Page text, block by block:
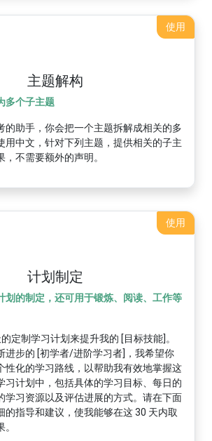
使用
主题解构
多个子主题
的助手，你会把一个主题拆解成相关的多
用中文，针对下列主题，提供相关的子主
不需要额外的声明。
使用
计划制定
划的制定，还可用于锻炼、阅读、工作等
定制学习计划来提升我的 [目标技能]。
进步的 [初学者/进阶学习者]，我希望你
性化的学习路线，以帮助我有效地掌握这
习计划中，包括具体的学习目标、每日的
学习资源以及评估进展的方式。请在下面
的指导和建议，使我能够在这 30 天内取